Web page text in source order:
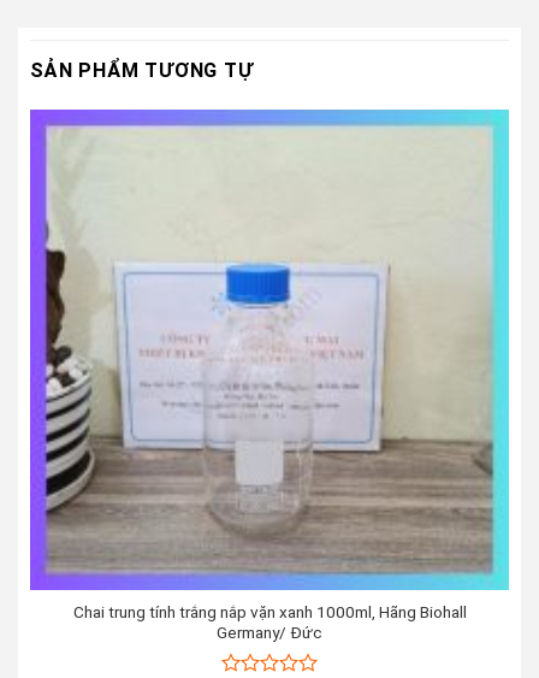
SẢN PHẨM TƯƠNG TỰ
Chai trung tính trắng nắp vặn xanh 1000ml, Hãng Biohall
Germany/ Đức